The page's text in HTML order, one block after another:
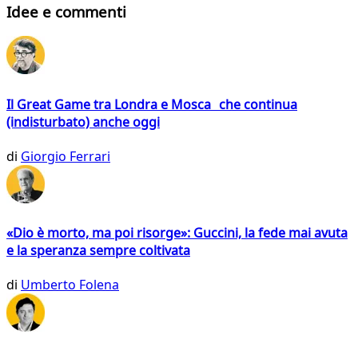
Idee e commenti
Il Great Game tra Londra e Mosca che continua
(indisturbato) anche oggi
di Giorgio Ferrari
«Dio è morto, ma poi risorge»: Guccini, la fede mai avuta
e la speranza sempre coltivata
di Umberto Folena